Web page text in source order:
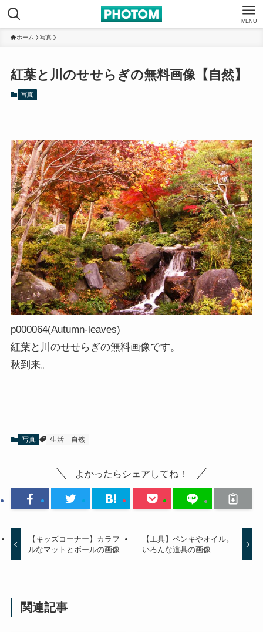
MENU
ホーム 写真
紅葉と川のせせらぎの無料画像【自然】
写真
p000064(Autumn-leaves)
紅葉と川のせせらぎの無料画像です。
秋到来。
写真 生活 自然
よかったらシェアしてね！
【キッズコーナー】カラフ
ルなマットとボールの画像
【工具】ペンキやオイル。
いろんな道具の画像
関連記事